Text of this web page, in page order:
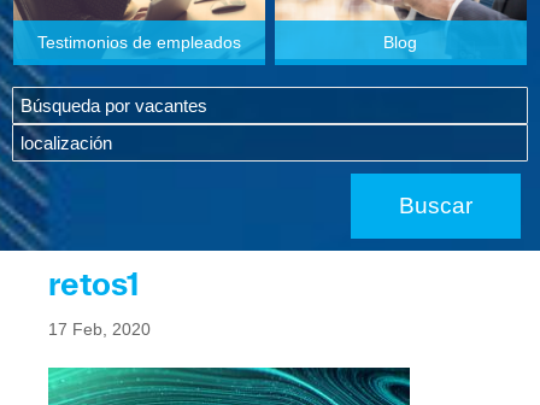
Testimonios de empleados Blog
retos1
17 Feb, 2020